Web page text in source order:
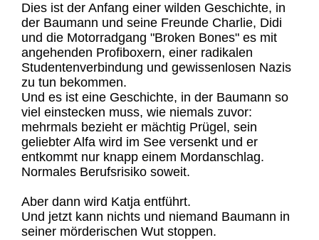
Dies ist der Anfang einer wilden Geschichte, in
der Baumann und seine Freunde Charlie, Didi
und die Motorradgang "Broken Bones" es mit
angehenden Profiboxern, einer radikalen
Studentenverbindung und gewissenlosen Nazis
zu tun bekommen.
Und es ist eine Geschichte, in der Baumann so
viel einstecken muss, wie niemals zuvor:
mehrmals bezieht er mächtig Prügel, sein
geliebter Alfa wird im See versenkt und er
entkommt nur knapp einem Mordanschlag.
Normales Berufsrisiko soweit.
Aber dann wird Katja entführt.
Und jetzt kann nichts und niemand Baumann in
seiner mörderischen Wut stoppen.